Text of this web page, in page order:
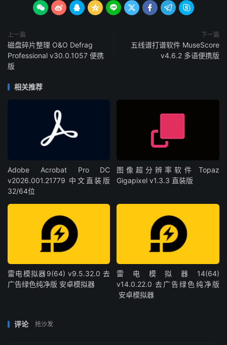
        
上一篇
磁盘碎片整理 O&O Defrag
Professional v30.0.1057 便携
版
下一篇
五线谱打谱软件 MuseScore
v4.6.2 多语便携版
相关推荐
Adobe Acrobat Pro DC
v2026.001.21779 中文直装版
32/64位
图像超分辨率软件 Topaz
Gigapixel v1.3.3 直装版
雷电模拟器9(64) v9.5.32.0 去
广告绿色纯净版 安卓模拟器
雷电模拟器14(64)
v14.0.22.0 去广告绿色纯净版
安卓模拟器
评论 抢沙发